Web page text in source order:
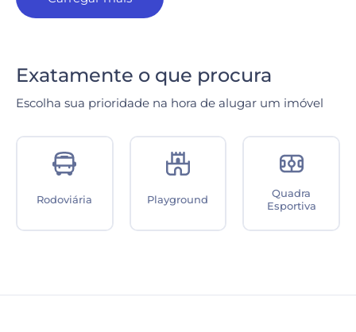
Exatamente o que procura
Escolha sua prioridade na hora de alugar um imóvel
Rodoviária Playground
Quadra
Esportiva